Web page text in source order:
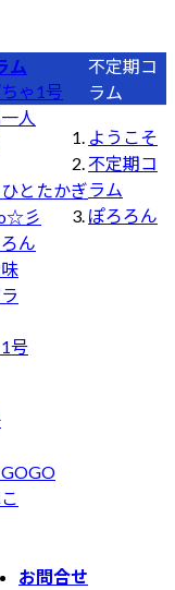
ム
ゃ1号
人
とたかぎ
彡
ん
号
お問合せ
不定期コ
ラム
ようこそ
不定期コ
ラム
ぽろろん